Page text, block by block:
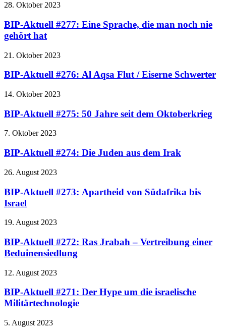
28. Oktober 2023
BIP-Aktuell #277: Eine Sprache, die man noch nie
gehört hat
21. Oktober 2023
BIP-Aktuell #276: Al Aqsa Flut / Eiserne Schwerter
14. Oktober 2023
BIP-Aktuell #275: 50 Jahre seit dem Oktoberkrieg
7. Oktober 2023
BIP-Aktuell #274: Die Juden aus dem Irak
26. August 2023
BIP-Aktuell #273: Apartheid von Südafrika bis
Israel
19. August 2023
BIP-Aktuell #272: Ras Jrabah – Vertreibung einer
Beduinensiedlung
12. August 2023
BIP-Aktuell #271: Der Hype um die israelische
Militärtechnologie
5. August 2023